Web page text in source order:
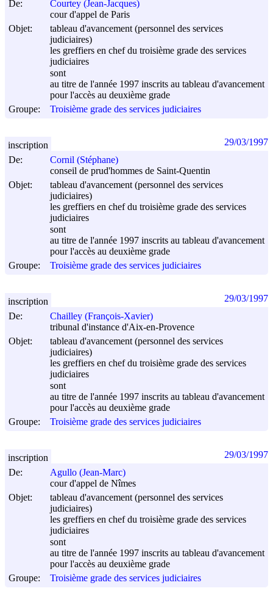
De:
Courtey (Jean-Jacques)
cour d'appel de Paris
Objet:
tableau d'avancement (personnel des services
judiciaires)
les greffiers en chef du troisième grade des services
judiciaires
sont
au titre de l'année 1997 inscrits au tableau d'avancement
pour l'accès au deuxième grade
Groupe:
Troisième grade des services judiciaires
De:
Cornil (Stéphane)
conseil de prud'hommes de Saint-Quentin
Objet:
tableau d'avancement (personnel des services
judiciaires)
les greffiers en chef du troisième grade des services
judiciaires
sont
au titre de l'année 1997 inscrits au tableau d'avancement
pour l'accès au deuxième grade
Groupe:
Troisième grade des services judiciaires
inscription 29/03/1997
De:
Chailley (François-Xavier)
tribunal d'instance d'Aix-en-Provence
Objet:
tableau d'avancement (personnel des services
judiciaires)
les greffiers en chef du troisième grade des services
judiciaires
sont
au titre de l'année 1997 inscrits au tableau d'avancement
pour l'accès au deuxième grade
Groupe:
Troisième grade des services judiciaires
inscription 29/03/1997
De:
Agullo (Jean-Marc)
cour d'appel de Nîmes
Objet:
tableau d'avancement (personnel des services
judiciaires)
les greffiers en chef du troisième grade des services
judiciaires
sont
au titre de l'année 1997 inscrits au tableau d'avancement
pour l'accès au deuxième grade
Groupe:
Troisième grade des services judiciaires
inscription 29/03/1997